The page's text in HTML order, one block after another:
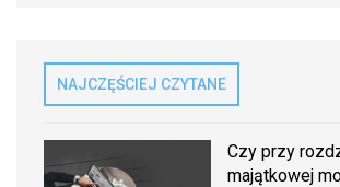
NAJCZĘŚCIEJ CZYTANE
Czy przy
majątkowej